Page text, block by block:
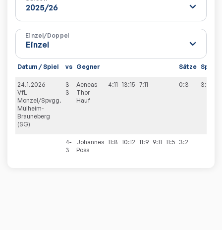
Einzel/Doppel
Datum / Spiel vs Gegner Sätze Spiele
24.1.2026
VfL
Monzel/Spvgg.
Mülheim-
Brauneberg
(SG)
3-
3
Aeneas
Thor
Hauf
4:11 13:15 7:11 0:3 3:7
4-
3
Johannes
Poss
11:8 10:12 11:9 9:11 11:5 3:2